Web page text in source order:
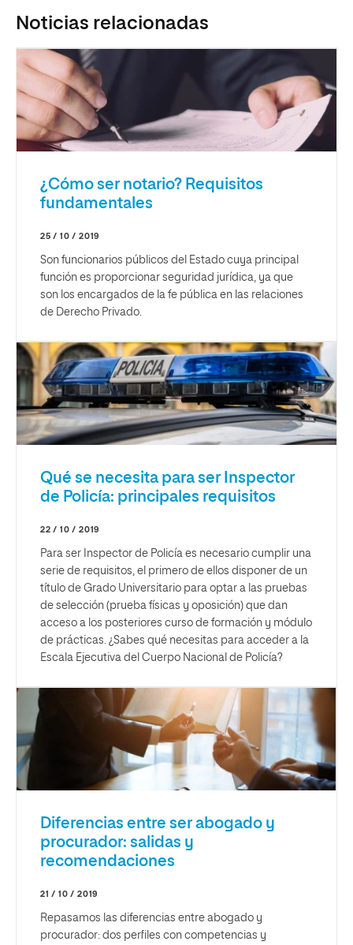
Noticias relacionadas
¿Cómo ser notario? Requisitos
fundamentales
25 / 10 / 2019
Son funcionarios públicos del Estado cuya principal
función es proporcionar seguridad jurídica, ya que
son los encargados de la fe pública en las relaciones
de Derecho Privado.
Qué se necesita para ser Inspector
de Policía: principales requisitos
22 / 10 / 2019
Para ser Inspector de Policía es necesario cumplir una
serie de requisitos, el primero de ellos disponer de un
título de Grado Universitario para optar a las pruebas
de selección (prueba físicas y oposición) que dan
acceso a los posteriores curso de formación y módulo
de prácticas. ¿Sabes qué necesitas para acceder a la
Escala Ejecutiva del Cuerpo Nacional de Policía?
Diferencias entre ser abogado y
procurador: salidas y
recomendaciones
21 / 10 / 2019
Repasamos las diferencias entre abogado y
procurador: dos perfiles con competencias y